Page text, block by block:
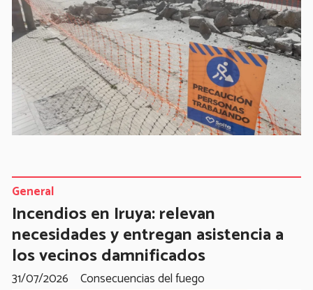
Incendios en Iruya: relevan
necesidades y entregan asistencia a
los vecinos damnificados
Consecuencias del fuego
General
31/07/2026